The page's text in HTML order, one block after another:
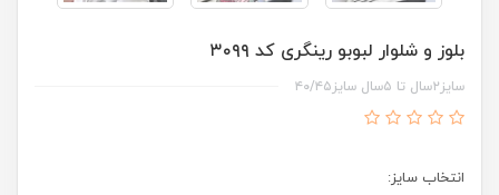
بلوز و شلوار لبوبو رینگری کد ۳۰۹۹
سایز۲سال تا ۵سال سایز۴۰/۴۵
انتخاب سایز: